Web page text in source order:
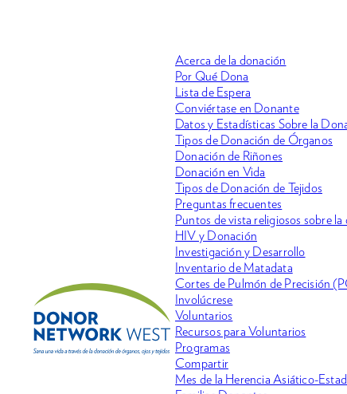
Acerca de la donación
Por Qué Dona
Lista de Espera
Conviértase en Donante
Datos y Estadísticas Sobre la
Tipos de Donación de Órganos
Donación de Riñones
Donación en Vida
Tipos de Donación de Tejidos
Preguntas frecuentes
Puntos de vista religiosos sobre
HIV y Donación
Investigación y Desarrollo
Inventario de Matadata
Cortes de Pulmón de Precisión
Involúcrese
Voluntarios
Recursos para Voluntarios
Programas
Compartir
Mes de la Herencia Asiático-